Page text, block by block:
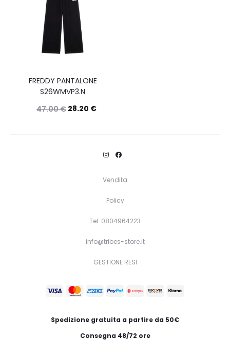
FREDDY PANTALONE
S26WMVP3.N
47.00€ 28.20 €
opzioni
essere
scelte
pagina
prodotto
Vendita
Policy
Tel: 0804964223
info@tribes-store.it
GESTIONE RESI
Spedizione gratuita a partire da 50€
Consegna 48/72 ore